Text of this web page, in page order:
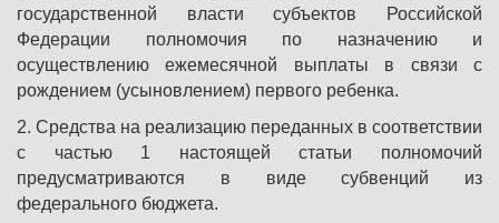
государственной власти субъектов Российской
Федерации полномочия по назначению и
осуществлению ежемесячной выплаты в связи с
рождением (усыновлением) первого ребенка.
2. Средства на реализацию переданных в соответствии
с частью 1 настоящей статьи полномочий
предусматриваются в виде субвенций из
федерального бюджета.